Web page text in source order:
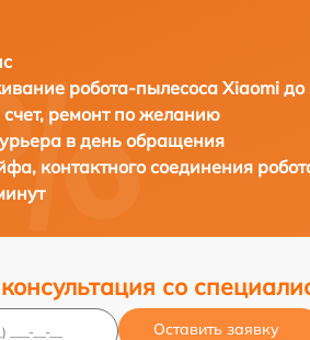
робота-пылесоса Xiaomi до
ремонт по желанию
в день обращения
контактного соединения
со
Оставить заявку